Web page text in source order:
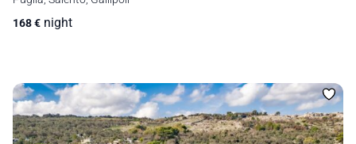
168€ night